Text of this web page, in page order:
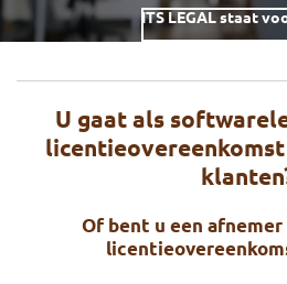
ITS LEGAL staat
U gaat als
Of bent u een